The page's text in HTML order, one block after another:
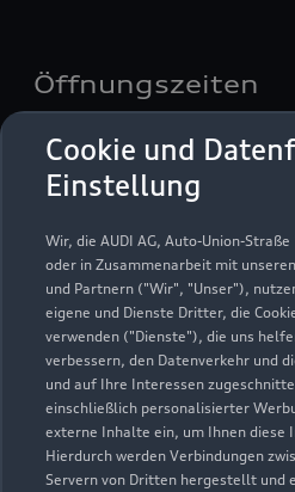
Cookie und
Einstellung
Wir, die AUDI AG, Auto-Union-
oder in Zusammenarbeit mit
und Partnern ("Wir", "Unser"),
eigene und Dienste Dritter, die
verwenden ("Dienste"), die uns
verbessern, den Datenverkehr und
und auf Ihre Interessen
einschließlich personalisierter
externe Inhalte ein, um Ihnen diese
Hierdurch werden Verbindungen
Servern von Dritten hergestellt und
Öffnungszeiten
Geöffnet bis
Montag - Freitag 07:00
Samstag
08:30
Sonntag